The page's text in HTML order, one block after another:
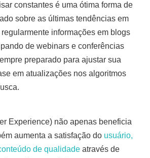
constantes é uma ótima forma de
sobre as últimas tendências em
informações em blogs
de webinars e conferências
preparado para ajustar sua
em atualizações nos algoritmos
Experience) não apenas beneficia
aumenta a satisfação do usuário,
de qualidade através de